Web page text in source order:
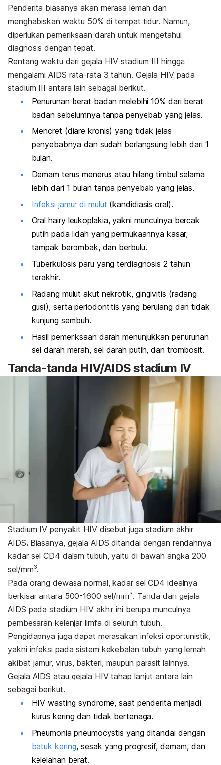
Penderita biasanya akan merasa lemah dan
menghabiskan waktu 50% di tempat tidur. Namun,
diperlukan pemeriksaan darah untuk mengetahui
diagnosis dengan tepat.
Rentang waktu dari gejala HIV stadium III hingga
mengalami AIDS rata-rata 3 tahun. Gejala HIV pada
stadium III antara lain sebagai berikut.
Penurunan berat badan melebihi 10% dari berat
badan sebelumnya tanpa penyebab yang jelas.
Mencret (diare kronis) yang tidak jelas
penyebabnya dan sudah berlangsung lebih dari 1
bulan.
Demam terus menerus atau hilang timbul selama
lebih dari 1 bulan tanpa penyebab yang jelas.
Infeksi jamur di mulut (kandidiasis oral).
Oral hairy leukoplakia, yakni munculnya bercak
putih pada lidah yang permukaannya kasar,
tampak berombak, dan berbulu.
Tuberkulosis paru yang terdiagnosis 2 tahun
terakhir.
Radang mulut akut nekrotik, gingivitis (radang
gusi), serta periodontitis yang berulang dan tidak
kunjung sembuh.
Hasil pemeriksaan darah menunjukkan penurunan
sel darah merah, sel darah putih, dan trombosit.
Tanda-tanda HIV/AIDS stadium IV
Stadium IV penyakit HIV disebut juga stadium akhir
AIDS. Biasanya, gejala AIDS ditandai dengan rendahnya
kadar sel CD4 dalam tubuh, yaitu di bawah angka 200
sel/mm3.
Pada orang dewasa normal, kadar sel CD4 idealnya
berkisar antara 500-1600 sel/mm3. Tanda dan gejala
AIDS pada stadium HIV akhir ini berupa munculnya
pembesaran kelenjar limfa di seluruh tubuh.
Pengidapnya juga dapat merasakan infeksi oportunistik,
yakni infeksi pada sistem kekebalan tubuh yang lemah
akibat jamur, virus, bakteri, maupun parasit lainnya.
Gejala AIDS atau gejala HIV tahap lanjut antara lain
sebagai berikut.
HIV wasting syndrome, saat penderita menjadi
kurus kering dan tidak bertenaga.
Pneumonia pneumocystis yang ditandai dengan
batuk kering, sesak yang progresif, demam, dan
kelelahan berat.